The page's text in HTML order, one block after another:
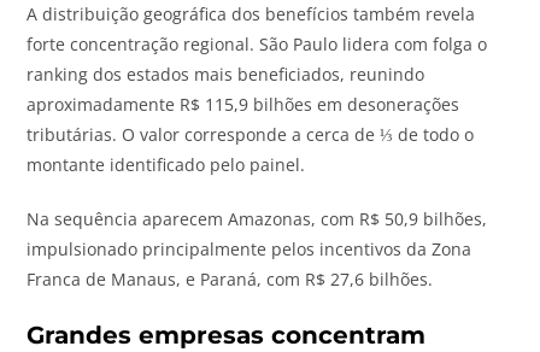
A distribuição geográfica dos benefícios também revela
forte concentração regional. São Paulo lidera com folga o
ranking dos estados mais beneficiados, reunindo
aproximadamente R$ 115,9 bilhões em desonerações
tributárias. O valor corresponde a cerca de ⅓ de todo o
montante identificado pelo painel.
Na sequência aparecem Amazonas, com R$ 50,9 bilhões,
impulsionado principalmente pelos incentivos da Zona
Franca de Manaus, e Paraná, com R$ 27,6 bilhões.
Grandes empresas concentram